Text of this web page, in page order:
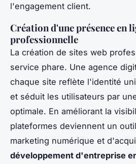
l'engagement client.
Création d'une présence en
professionnelle
La création de sites web
service phare. Une agence
chaque site reflète l'identité
et séduit les utilisateurs par
optimale. En améliorant la
plateformes deviennent un
marketing numérique et
développement d'entreprise